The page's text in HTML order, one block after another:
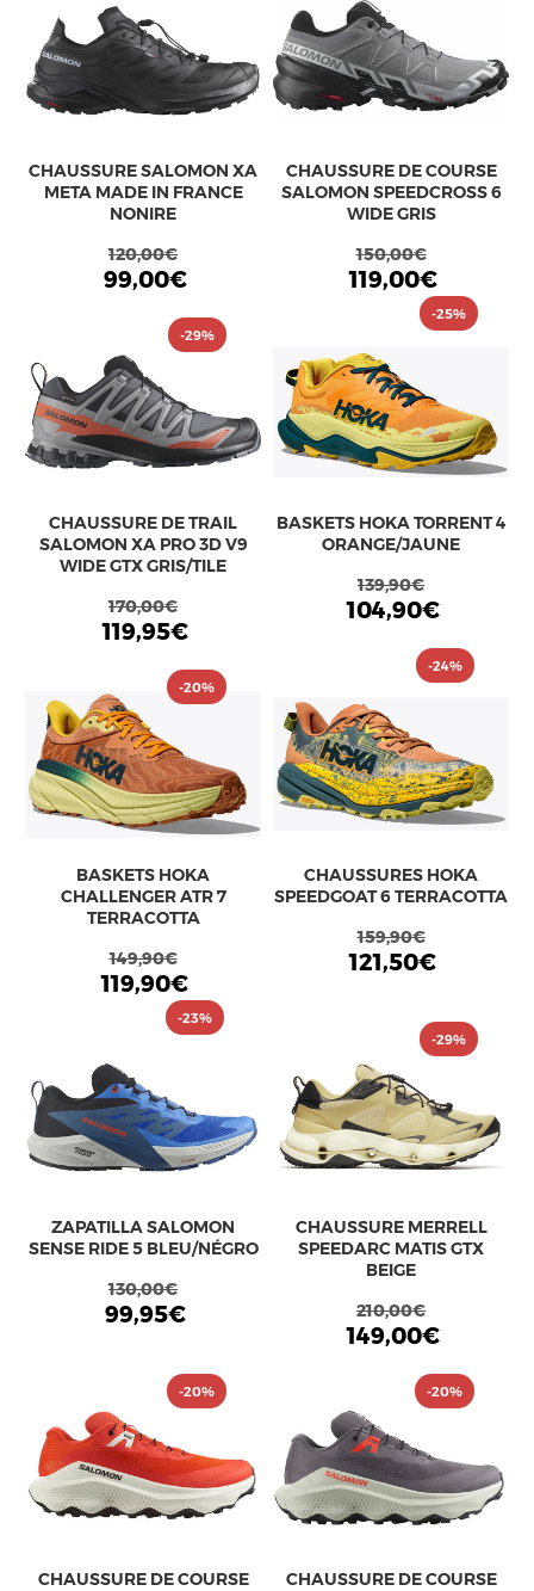
CHAUSSURE SALOMON XA
META MADE IN FRANCE
NONIRE
120,00€
99,00€
CHAUSSURE DE COURSE
SALOMON SPEEDCROSS 6
WIDE GRIS
150,00€
119,00€
CHAUSSURE DE TRAIL
SALOMON XA PRO 3D V9
WIDE GTX GRIS/TILE
170,00€
-29%
119,95€
BASKETS HOKA TORRENT 4
ORANGE/JAUNE
139,90€
-25%
104,90€
BASKETS HOKA
CHALLENGER ATR 7
TERRACOTTA
149,90€
-20%
119,90€
CHAUSSURES HOKA
SPEEDGOAT 6 TERRACOTTA
159,90€
-24%
121,50€
ZAPATILLA SALOMON
SENSE RIDE 5 BLEU/NÉGRO
130,00€
-23%
99,95€
CHAUSSURE MERRELL
SPEEDARC MATIS GTX
BEIGE
210,00€
-29%
149,00€
CHAUSSURE DE COURSE
-20%
CHAUSSURE DE COURSE
-20%